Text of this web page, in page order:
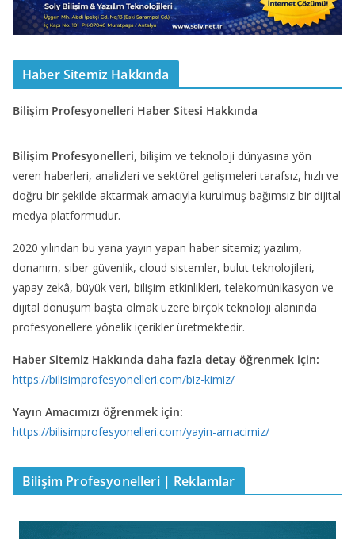
Haber Sitemiz Hakkında
Bilişim Profesyonelleri Haber Sitesi Hakkında
Bilişim Profesyonelleri, bilişim ve teknoloji dünyasına yön
veren haberleri, analizleri ve sektörel gelişmeleri tarafsız, hızlı ve
doğru bir şekilde aktarmak amacıyla kurulmuş bağımsız bir dijital
medya platformudur.
2020 yılından bu yana yayın yapan haber sitemiz; yazılım,
donanım, siber güvenlik, cloud sistemler, bulut teknolojileri,
yapay zekâ, büyük veri, bilişim etkinlikleri, telekomünikasyon ve
dijital dönüşüm başta olmak üzere birçok teknoloji alanında
profesyonellere yönelik içerikler üretmektedir.
Haber Sitemiz Hakkında daha fazla detay öğrenmek için:
https://bilisimprofesyonelleri.com/biz-kimiz/
Yayın Amacımızı öğrenmek için:
https://bilisimprofesyonelleri.com/yayin-amacimiz/
Bilişim Profesyonelleri | Reklamlar